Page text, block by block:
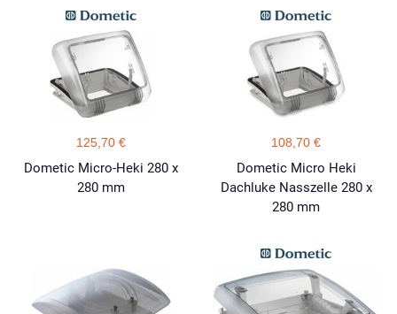
125,70 €
Dometic Micro-Heki 280 x
280 mm
108,70 €
Dometic Micro Heki
Dachluke Nasszelle 280 x
280 mm